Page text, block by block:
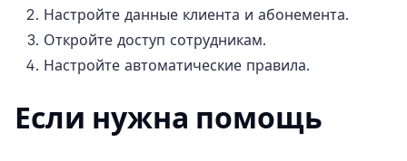
Настройте данные клиента и абонемента.
Откройте доступ сотрудникам.
Настройте автоматические правила.
Если нужна помощь